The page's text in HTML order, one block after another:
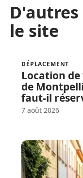
le site
DÉPLACEMENT
Location
de
faut-il
7 août 2026